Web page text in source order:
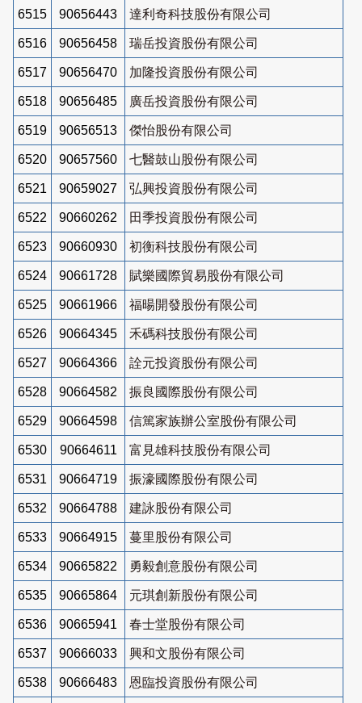
6515 90656443 達利奇科技股份有限公司
6516 90656458 瑞岳投資股份有限公司
6517 90656470 加隆投資股份有限公司
6518 90656485 廣岳投資股份有限公司
6519 90656513 傑怡股份有限公司
6520 90657560 七醫鼓山股份有限公司
6521 90659027 弘興投資股份有限公司
6522 90660262 田季投資股份有限公司
6523 90660930 初衡科技股份有限公司
6524 90661728 賦樂國際貿易股份有限公司
6525 90661966 福暘開發股份有限公司
6526 90664345 禾碼科技股份有限公司
6527 90664366 詮元投資股份有限公司
6528 90664582 振良國際股份有限公司
6529 90664598 信篤家族辦公室股份有限公司
6530 90664611 富見雄科技股份有限公司
6531 90664719 振濠國際股份有限公司
6532 90664788 建詠股份有限公司
6533 90664915 蔓里股份有限公司
6534 90665822 勇毅創意股份有限公司
6535 90665864 元琪創新股份有限公司
6536 90665941 春士堂股份有限公司
6537 90666033 興和文股份有限公司
6538 90666483 恩臨投資股份有限公司